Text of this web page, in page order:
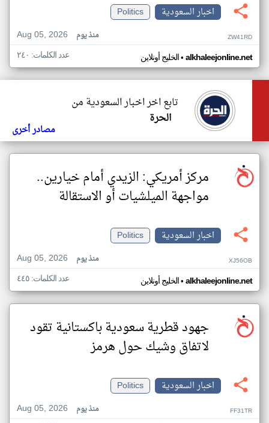
اخبار السعودية
Politics
Aug 05, 2026
منذ يوم ZW41RD
الخليج أونلاين• alkhaleejonline.net عدد الكلمات: ٢٤٠
تابع اخر اخبار السعودية من
الحرة
مصادر أخرى
مركز أمريكي: الزيدي أمام خيارين..
مواجهة الميلشيات أو الاستقالة
اخبار السعودية
Politics
Aug 05, 2026
منذ يوم XJ56OB
الخليج أونلاين• alkhaleejonline.net عدد الكلمات: ٤٤٥
جهود قطرية سعودية باكستانية تقود
لاتفاق وشيك حول هرمز
اخبار السعودية
Politics
Aug 05, 2026
منذ يوم FF31TR